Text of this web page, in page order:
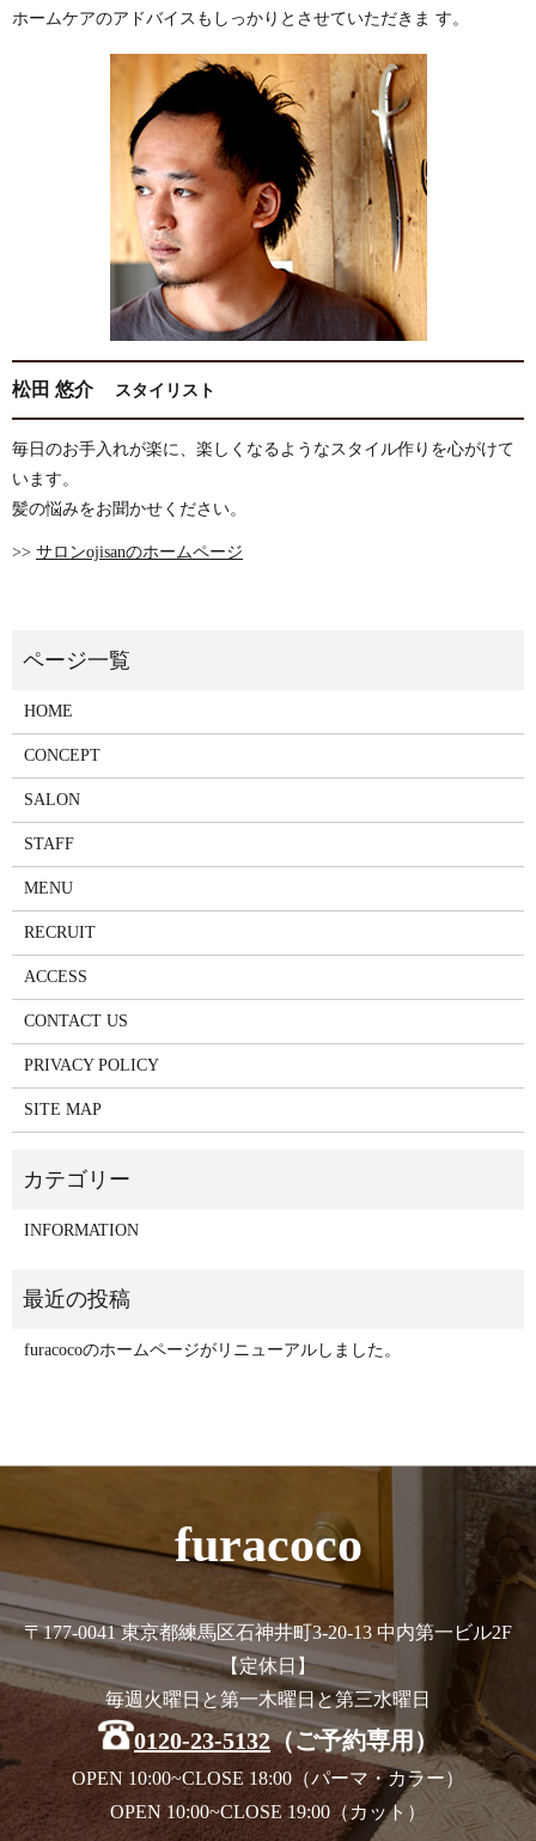
ホームケアのアドバイスもしっかりとさせていただきま す。
松田 悠介 スタイリスト
毎日のお手入れが楽に、楽しくなるようなスタイル作りを心がけて
います。
髪の悩みをお聞かせください。
>> サロンojisanのホームページ
HOME
CONCEPT
SALON
STAFF
MENU
RECRUIT
ACCESS
CONTACT US
PRIVACY POLICY
SITE MAP
INFORMATION
furacocoのホームページがリニューアルしました。
furacoco
〒177-0041 東京都練馬区石神井町3-20-13 中内第一ビル2F
【定休日】
毎週火曜日と第一木曜日と第三水曜日
0120-23-5132（ご予約専用）
OPEN 10:00~CLOSE 18:00（パーマ・カラー）
OPEN 10:00~CLOSE 19:00（カット）